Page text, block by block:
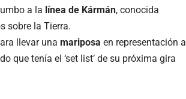
a la línea de Kármán, conocida
sobre la Tierra.
llevar una mariposa en representación a
que tenía el ‘set list’ de su próxima gira